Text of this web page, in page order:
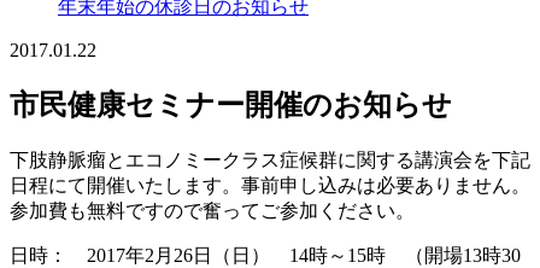
年末年始の休診日のお知らせ
2017.01.22
市民健康セミナー開催のお知らせ
下肢静脈瘤とエコノミークラス症候群に関する講演会を下記
日程にて開催いたします。事前申し込みは必要ありません。
参加費も無料ですので奮ってご参加ください。
日時： 2017年2月26日（日） 14時～15時 （開場13時30